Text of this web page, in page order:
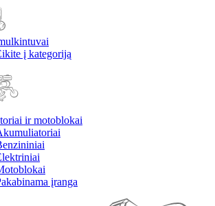
į kategoriją
ir motoblokai
įranga